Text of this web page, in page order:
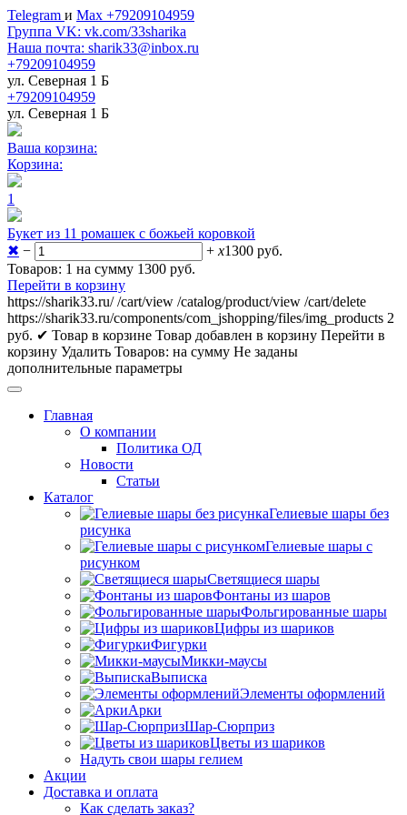
Telegram и Max +79209104959
Группа VK: vk.com/33sharika
Наша почта: sharik33@inbox.ru
+79209104959
ул. Северная 1 Б
+79209104959
ул. Северная 1 Б
Ваша корзина:
Корзина:
1
Букет из 11 ромашек с божьей коровкой
✖ − + x1300 руб.
Товаров: 1 на сумму 1300 руб.
Перейти в корзину
https://sharik33.ru/ /cart/view /catalog/product/view /cart/delete
https://sharik33.ru/components/com_jshopping/files/img_products 2
руб. ✔ Товар в корзине Товар добавлен в корзину Перейти в
корзину Удалить Товаров: на сумму Не заданы
дополнительные параметры
Главная
О компании
Политика ОД
Новости
Статьи
Каталог
Гелиевые шары без
рисунка
Гелиевые шары с
рисунком
Светящиеся шары
Фонтаны из шаров
Фольгированные шары
Цифры из шариков
Фигурки
Микки-маусы
Выписка
Элементы оформлений
Арки
Шар-Сюрприз
Цветы из шариков
Надуть свои шары гелием
Акции
Доставка и оплата
Как сделать заказ?